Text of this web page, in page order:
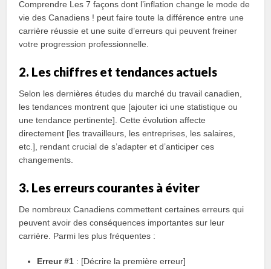
Comprendre Les 7 façons dont l’inflation change le mode de
vie des Canadiens ! peut faire toute la différence entre une
carrière réussie et une suite d’erreurs qui peuvent freiner
votre progression professionnelle.
2. Les chiffres et tendances actuels
Selon les dernières études du marché du travail canadien,
les tendances montrent que [ajouter ici une statistique ou
une tendance pertinente]. Cette évolution affecte
directement [les travailleurs, les entreprises, les salaires,
etc.], rendant crucial de s’adapter et d’anticiper ces
changements.
3. Les erreurs courantes à éviter
De nombreux Canadiens commettent certaines erreurs qui
peuvent avoir des conséquences importantes sur leur
carrière. Parmi les plus fréquentes :
Erreur #1 : [Décrire la première erreur]